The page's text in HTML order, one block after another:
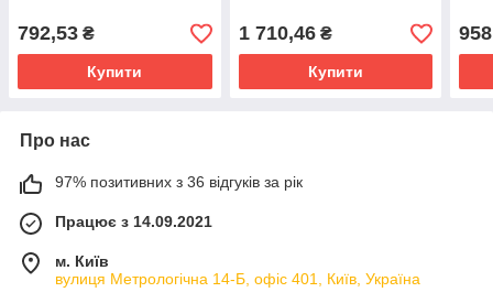
792,53 ₴
Купити
1 710,46₴
Купити
958
Про нас
97% позитивних з 36 відгуків за рік
Працює з 14.09.2021
м. Київ
вулиця Метрологічна 14-Б, офіс 401, Київ, Україна